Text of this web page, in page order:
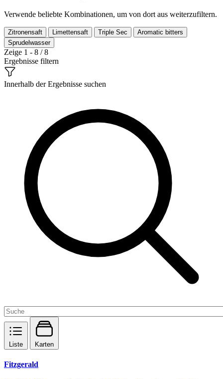
Verwende beliebte Kombinationen, um von dort aus weiterzufiltern.
Zitronensaft Limettensaft Triple Sec
Aromatic bitters
Sprudelwasser
Zeige 1 - 8 / 8
Ergebnisse filtern
Innerhalb der Ergebnisse suchen
Liste Karten
Fitzgerald